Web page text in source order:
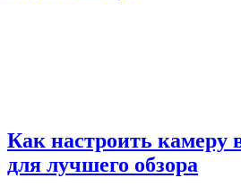
Как настроить камеру
для лучшего обзора